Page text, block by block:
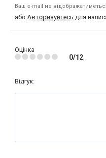
Ваш e-mail не
або Авторизуйтесь для
Оцінка
0/12
Відгук: